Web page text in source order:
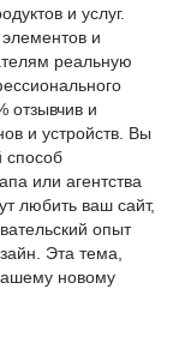
и услуг.
и
реальную
отзывчив и
и устройств. Вы
способ
или агентства
любить ваш сайт,
опыт
Эта тема,
новому